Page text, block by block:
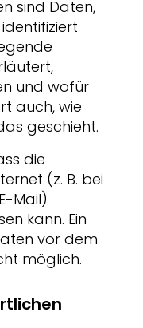
sind Daten,
und wofür
auch, wie
geschieht.
die
(z. B. bei
Mail)
kann. Ein
vor dem
möglich.